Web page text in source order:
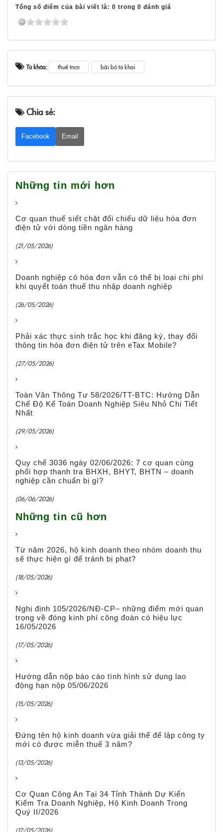
Tổng số điểm của bài viết là: 0 trong 0 đánh giá
Từ khóa: thuế tncn bãi bỏ tờ khai
Chia sẻ:
Facebook Email
Những tin mới hơn
Cơ quan thuế siết chặt đối chiếu dữ liệu hóa đơn
điện tử với dòng tiền ngân hàng
(21/05/2026)
Doanh nghiệp có hóa đơn vẫn có thể bị loại chi phí
khi quyết toán thuế thu nhập doanh nghiệp
(26/05/2026)
Phải xác thực sinh trắc học khi đăng ký, thay đổi
thông tin hóa đơn điện tử trên eTax Mobile?
(27/05/2026)
Toàn Văn Thông Tư 58/2026/TT-BTC: Hướng Dẫn
Chế Độ Kế Toán Doanh Nghiệp Siêu Nhỏ Chi Tiết
Nhất
(29/05/2026)
Quy chế 3036 ngày 02/06/2026: 7 cơ quan cùng
phối hợp thanh tra BHXH, BHYT, BHTN – doanh
nghiệp cần chuẩn bị gì?
(06/06/2026)
Những tin cũ hơn
Từ năm 2026, hộ kinh doanh theo nhóm doanh thu
sẽ thực hiện gì để tránh bị phạt?
(18/05/2026)
Nghị định 105/2026/NĐ-CP– những điểm mới quan
trọng về đóng kinh phí công đoàn có hiệu lực
16/05/2026
(17/05/2026)
Hướng dẫn nộp báo cáo tình hình sử dụng lao
động hạn nộp 05/06/2026
(15/05/2026)
Đứng tên hộ kinh doanh vừa giải thể để lập công ty
mới có được miễn thuế 3 năm?
(13/05/2026)
Cơ Quan Công An Tại 34 Tỉnh Thành Dự Kiến
Kiểm Tra Doanh Nghiệp, Hộ Kinh Doanh Trong
Quý II/2026
(12/05/2026)